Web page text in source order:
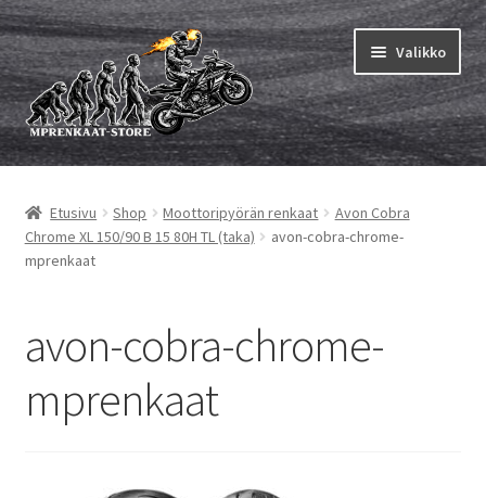
Siirry
navigointiin
Siirry
sisältöön
Valikko
MP renkaat
Sisärenkaat ja nauhat
Vinkit&ohjeet
Yhteys
Etusivu Shop Moottoripyörän renkaat
Avon Cobra
Chrome XL 150/90 B 15 80H TL (taka)
avon-cobra-chrome-
mprenkaat
avon-cobra-chrome-
mprenkaat